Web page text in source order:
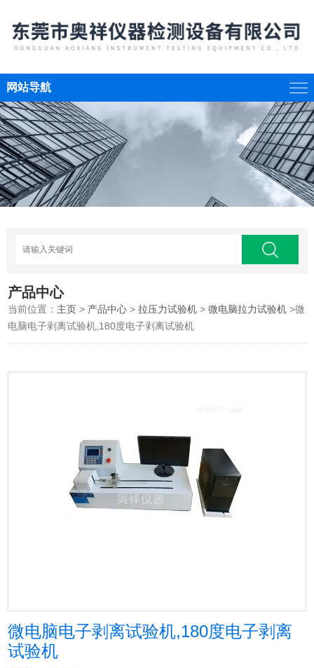
网站导航
产品中心
当前位置： 主页 > 产品中心 >拉压力试验机 >微电脑拉力试验机 >微
电脑电子剥离试验机,180度电子剥离试验机
微电脑电子剥离试验机,180度电子剥离
试验机